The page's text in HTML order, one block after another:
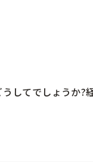
してでしょうか?